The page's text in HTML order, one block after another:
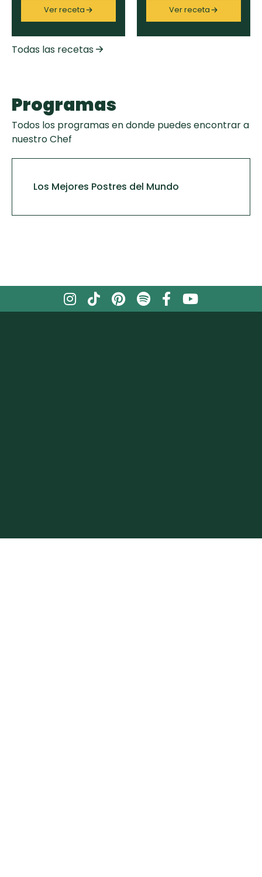
Ver receta Ver receta
Todas las recetas
Programas
Todos los programas en donde puedes encontrar a
nuestro Chef
Los Mejores Postres del Mundo